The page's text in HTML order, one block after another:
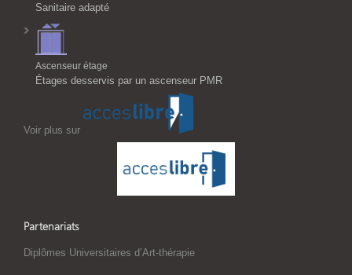
Sanitaire adapté
Ascenseur étage
Étages desservis par un ascenseur PMR
Voir plus sur
Partenariats
Diplômes Universitaires d’Art-thérapie